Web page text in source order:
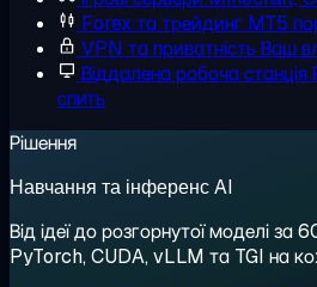
Forex та трейдинг MT5
VPN та приватністьВаш
Віддалена робоча станція
спить
Рішення
Навчання та інференс AI
Від ідеї до розгорнутої моделі за
PyTorch, CUDA, vLLM та TGI на